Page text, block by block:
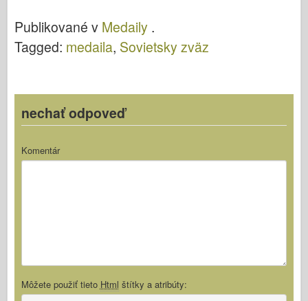
Publikované v Medaily .
Tagged: medaila, Sovietsky zväz
nechať odpoveď
Komentár
Môžete použiť tieto Html štítky a atribúty: